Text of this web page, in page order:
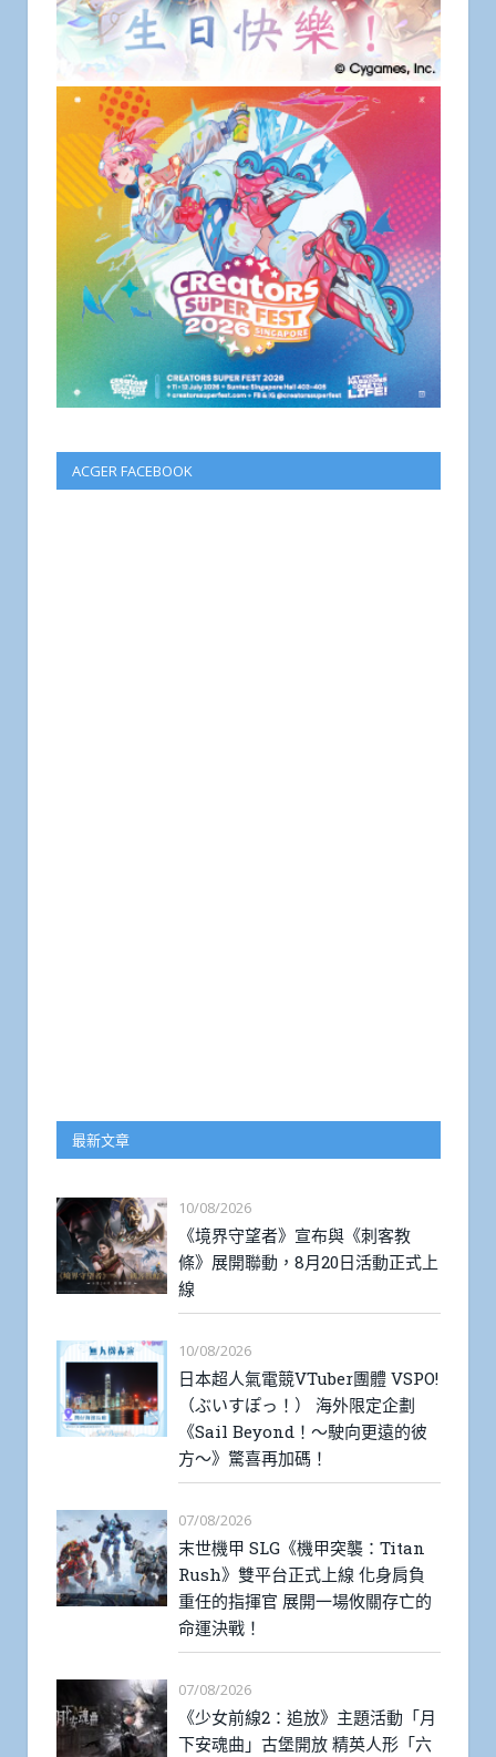
ACGER FACEBOOK
最新文章
10/08/2026
《境界守望者》宣布與《刺客教
條》展開聯動，8月20日活動正式上
線
10/08/2026
日本超人氣電競VTuber團體 VSPO!
（ぶいすぽっ！） 海外限定企劃
《Sail Beyond！～駛向更遠的彼
方～》驚喜再加碼！
07/08/2026
末世機甲 SLG《機甲突襲：Titan
Rush》雙平台正式上線 化身肩負
重任的指揮官 展開一場攸關存亡的
命運決戰！
07/08/2026
《少女前線2：追放》主題活動「月
下安魂曲」古堡開放 精英人形「六